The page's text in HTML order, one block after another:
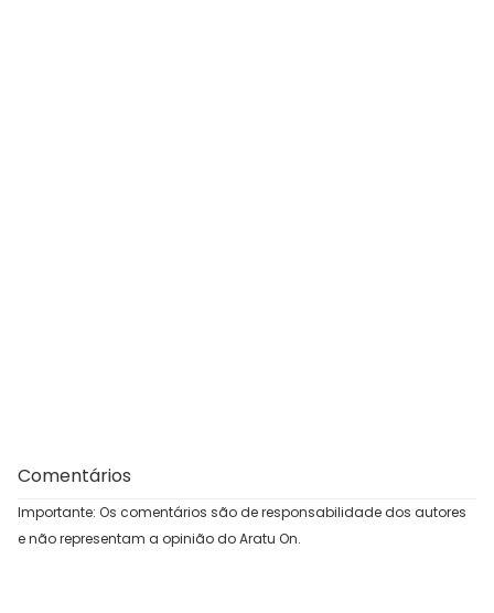
Comentários
Importante: Os comentários são de responsabilidade dos autores
e não representam a opinião do Aratu On.